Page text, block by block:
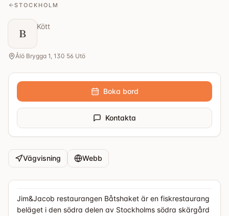
STOCKHOLM
B
Kött
Ålö Brygga 1, 130 56 Utö
Boka bord
Kontakta
Vägvisning Webb
Jim&Jacob restaurangen Båtshaket är en fiskrestaurang
beläget i den södra delen av Stockholms södra skärgård